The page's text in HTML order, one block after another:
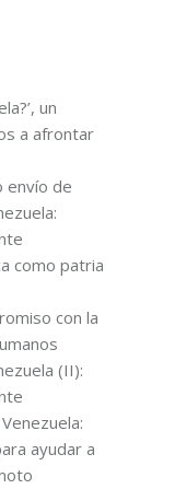
un
a afrontar
envío de
como patria
con la
(II):
ayudar a